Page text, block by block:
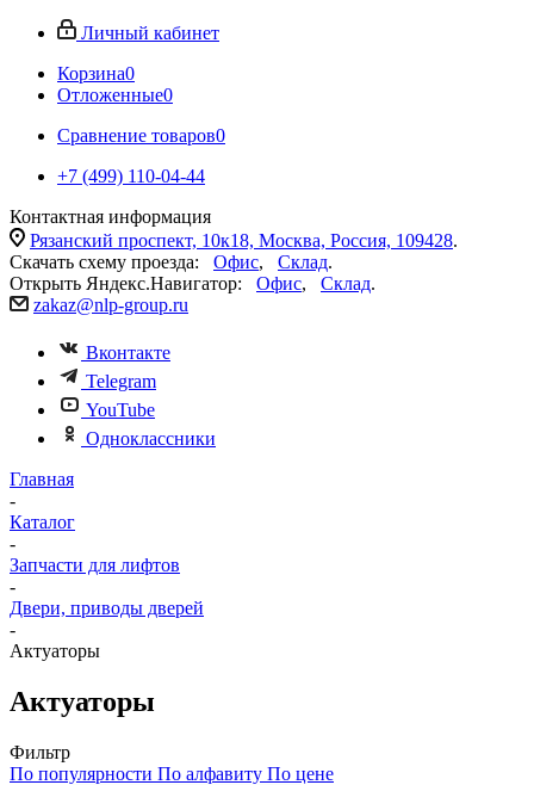
Личный кабинет
Корзина0
Отложенные0
Сравнение товаров0
+7 (499) 110-04-44
Контактная информация
Рязанский проспект, 10к18, Москва, Россия, 109428.
Скачать схему проезда: Офис, Склад.
Открыть Яндекс.Навигатор: Офис, Склад.
zakaz@nlp-group.ru
Вконтакте
Telegram
YouTube
Одноклассники
Главная
-
Каталог
-
Запчасти для лифтов
-
Двери, приводы дверей
-
Актуаторы
Актуаторы
Фильтр
По популярности По алфавиту По цене